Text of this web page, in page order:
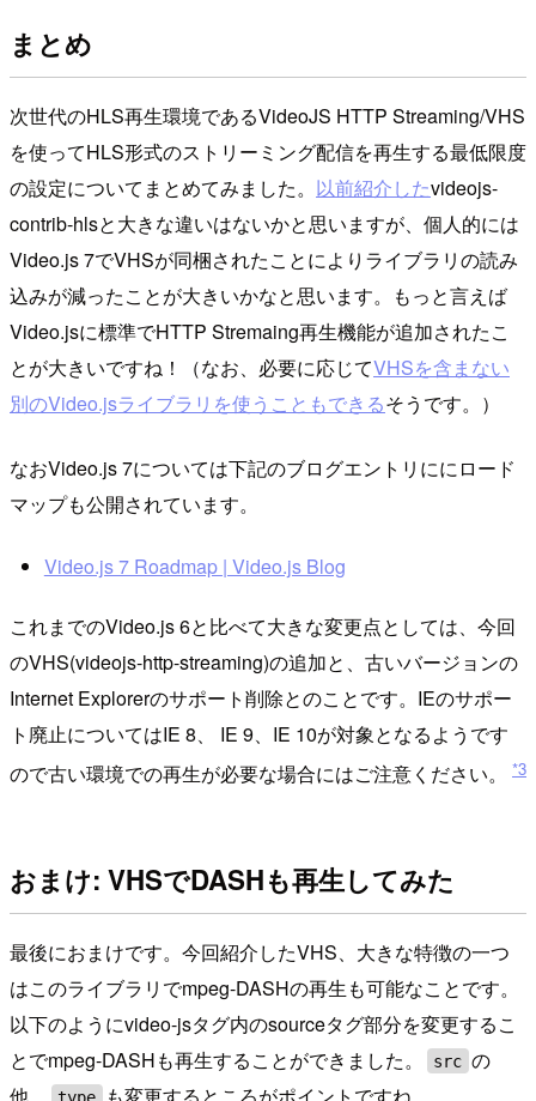
まとめ
次世代のHLS再生環境であるVideoJS HTTP Streaming/VHS
を使ってHLS形式のストリーミング配信を再生する最低限度
の設定についてまとめてみました。 以前紹介したvideojs-
contrib-hlsと大きな違いはないかと思いますが、個人的には
Video.js 7でVHSが同梱されたことによりライブラリの読み
込みが減ったことが大きいかなと思います。もっと言えば
Video.jsに標準でHTTP Stremaing再生機能が追加されたこ
とが大きいですね！（なお、必要に応じてVHSを含まない
別のVideo.jsライブラリを使うこともできるそうです。）
なおVideo.js 7については下記のブログエントリににロード
マップも公開されています。
Video.js 7 Roadmap | Video.js Blog
これまでのVideo.js 6と比べて大きな変更点としては、今回
のVHS(videojs-http-streaming)の追加と、古いバージョンの
Internet Explorerのサポート削除とのことです。IEのサポー
ト廃止についてはIE 8、 IE 9、IE 10が対象となるようです
ので古い環境での再生が必要な場合にはご注意ください。
*3
おまけ: VHSでDASHも再生してみた
最後におまけです。今回紹介したVHS、大きな特徴の一つ
はこのライブラリでmpeg-DASHの再生も可能なことです。
以下のようにvideo-jsタグ内のsourceタグ部分を変更するこ
とでmpeg-DASHも再生することができました。
src の
type